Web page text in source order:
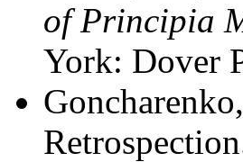
of Principia
York: Dover